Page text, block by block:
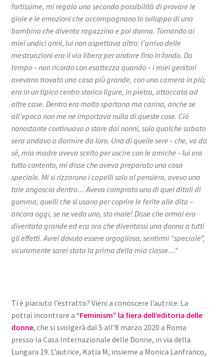
fortissime, mi regala una seconda possibilità di provare le
gioie e le emozioni che accompagnano lo sviluppo di una
bambina che diventa ragazzina e poi donna. Tornando ai
miei undici anni, lui non aspettava altro: l’arrivo delle
mestruazioni era il via libera per andare fino in fondo. Da
tempo – non ricordo con esattezza quando – i miei genitori
avevano trovato una casa più grande, con una camera in più;
era in un tipico centro storico ligure, in pietra, attaccata ad
altre case. Dentro era molto spartana ma carina, anche se
all’epoca non me ne importava nulla di queste cose. Ciò
nonostante continuavo a stare dai nonni, solo qualche sabato
sera andavo a dormire da loro. Una di quelle sere – che, va da
sé, mia madre aveva scelto per uscire con le amiche – lui era
tutto contento, mi disse che aveva preparato una cosa
speciale. Mi si rizzarono i capelli solo al pensiero, avevo una
tale angoscia dentro… Aveva comprato uno di quei ditali di
gomma, quelli che si usano per coprire le ferite alle dita –
ancora oggi, se ne vedo uno, sto male! Disse che ormai ero
diventata grande ed era ora che diventassi una donna a tutti
gli effetti. Avrei dovuto essere orgogliosa, sentirmi “speciale”,
sicuramente sarei stata la prima della mia classe…”
Ti è piaciuto l’estratto? Vieni a conoscere l’autrice. La
potrai incontrare a “Feminism” la fiera dell’editoria delle
donne, che si svolgerà dal 5 all’8 marzo 2020 a Roma
presso la Casa Internazionale delle Donne, in via della
Lungara 19. L’autrice, Katia M, insieme a Monica Lanfranco,